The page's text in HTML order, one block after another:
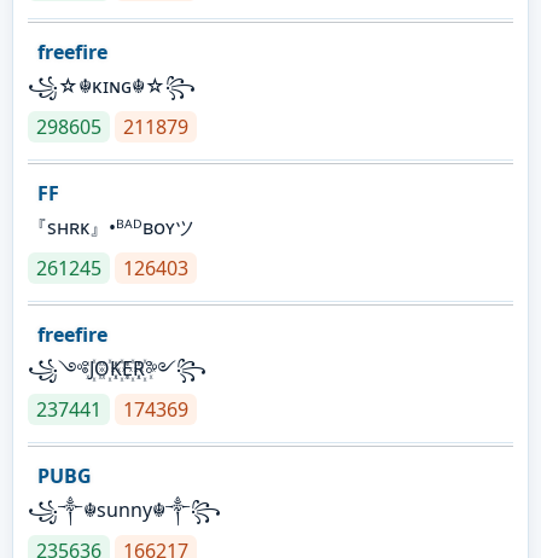
freefire
꧁☆☬κɪɴɢ☬☆꧂
298605
211879
FF
『sʜʀᴋ』•ᴮᴬᴰʙᴏʏツ
261245
126403
freefire
꧁༺J꙰O꙰K꙰E꙰R꙰༻꧂
237441
174369
PUBG
꧁༒☬sunny☬༒꧂
235636
166217